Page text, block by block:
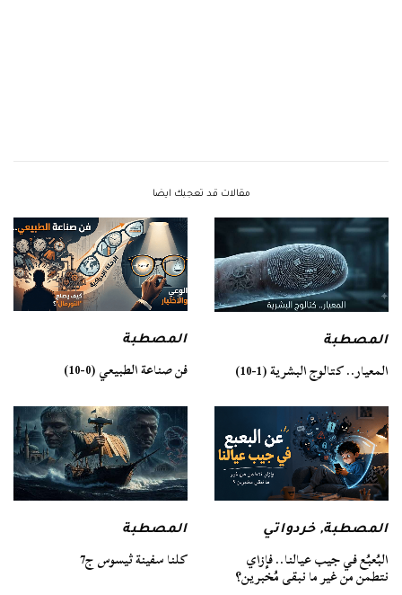
مقالات قد تعجبك ايضا
المصطبة
المعيار.. كتالوج البشرية (1-10)
المصطبة
فن صناعة الطبيعي (0-10)
المصطبة,خردواتي
البُعبُع في جيب عيالنا.. فإزاي
نتطمن من غير ما نبقى مُخبرين؟
المصطبة
كلنا سفينة ثيسوس ج7